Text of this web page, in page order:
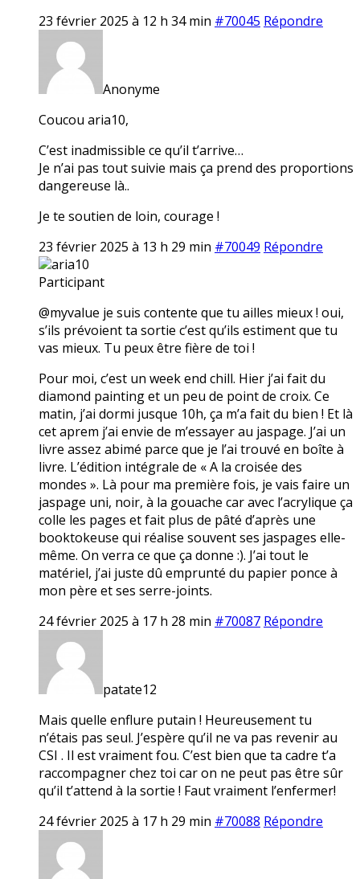
23 février 2025 à 12 h 34 min #70045 Répondre
Anonyme
Coucou aria10,
C’est inadmissible ce qu’il t’arrive…
Je n’ai pas tout suivie mais ça prend des proportions
dangereuse là..
Je te soutien de loin, courage !
23 février 2025 à 13 h 29 min #70049 Répondre
aria10
Participant
@myvalue je suis contente que tu ailles mieux ! oui,
s’ils prévoient ta sortie c’est qu’ils estiment que tu
vas mieux. Tu peux être fière de toi !
Pour moi, c’est un week end chill. Hier j’ai fait du
diamond painting et un peu de point de croix. Ce
matin, j’ai dormi jusque 10h, ça m’a fait du bien ! Et là
cet aprem j’ai envie de m’essayer au jaspage. J’ai un
livre assez abimé parce que je l’ai trouvé en boîte à
livre. L’édition intégrale de « A la croisée des
mondes ». Là pour ma première fois, je vais faire un
jaspage uni, noir, à la gouache car avec l’acrylique ça
colle les pages et fait plus de pâté d’après une
booktokeuse qui réalise souvent ses jaspages elle-
même. On verra ce que ça donne :). J’ai tout le
matériel, j’ai juste dû emprunté du papier ponce à
mon père et ses serre-joints.
24 février 2025 à 17 h 28 min #70087 Répondre
patate12
Mais quelle enflure putain ! Heureusement tu
n’étais pas seul. J’espère qu’il ne va pas revenir au
CSI . Il est vraiment fou. C’est bien que ta cadre t’a
raccompagner chez toi car on ne peut pas être sûr
qu’il t’attend à la sortie ! Faut vraiment l’enfermer!
24 février 2025 à 17 h 29 min #70088 Répondre